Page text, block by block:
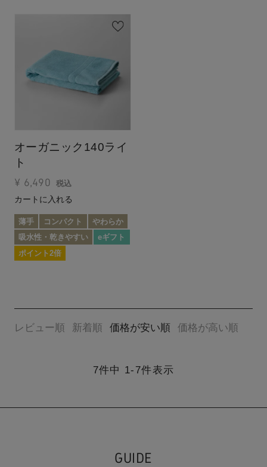
オーガニック140ライ
ト
¥ 6,490 税込
カートに入れる
薄手 コンパクト
やわらか
吸水性・乾きやすい
eギフト
ポイント2倍
レビュー順 新着順 価格が安い順 価格が高い順
7件中 1- 7件表示
GUIDE